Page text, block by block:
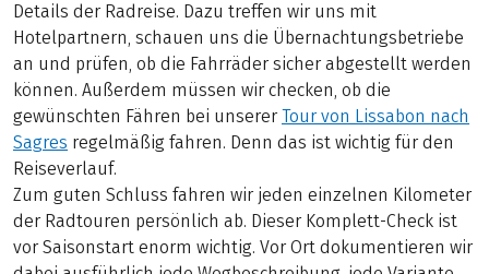
Details der Radreise. Dazu treffen wir uns mit
Hotelpartnern, schauen uns die Übernachtungsbetriebe
an und prüfen, ob die Fahrräder sicher abgestellt werden
können. Außerdem müssen wir checken, ob die
gewünschten Fähren bei unserer Tour von Lissabon nach
Sagres regelmäßig fahren. Denn das ist wichtig für den
Reiseverlauf.
Zum guten Schluss fahren wir jeden einzelnen Kilometer
der Radtouren persönlich ab. Dieser Komplett-Check ist
vor Saisonstart enorm wichtig. Vor Ort dokumentieren wir